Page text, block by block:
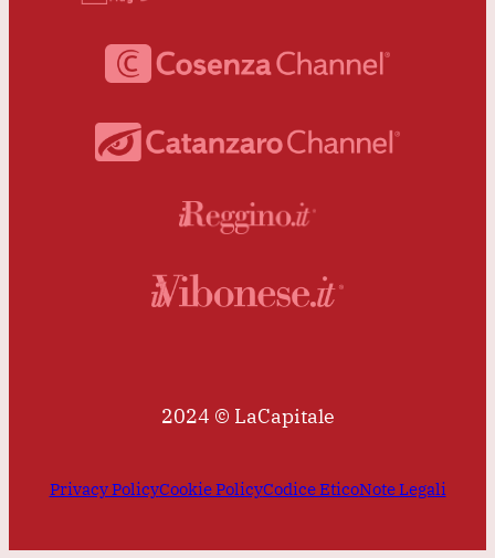
2024 © LaCapitale
Privacy PolicyCookie PolicyCodice EticoNote Legali